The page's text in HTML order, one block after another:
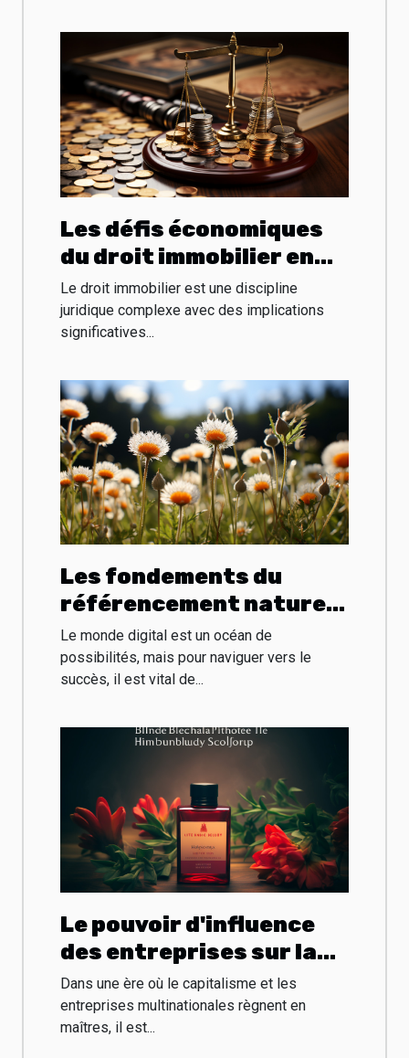
Les défis économiques
du droit immobilier en
France
Le droit immobilier est une discipline
juridique complexe avec des implications
significatives...
Les fondements du
référencement naturel
pour booster la
visibilité de votre site
Le monde digital est un océan de
possibilités, mais pour naviguer vers le
succès, il est vital de...
Le pouvoir d'influence
des entreprises sur la
santé publique
Dans une ère où le capitalisme et les
entreprises multinationales règnent en
maîtres, il est...